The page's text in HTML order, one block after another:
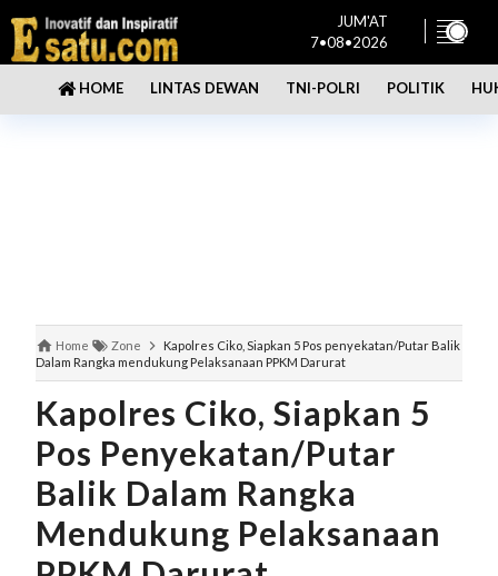
JUM'AT
7•08•2026
HOME LINTAS DEWAN TNI-POLRI POLITIK
Home Zone
Kapolres Ciko, Siapkan 5 Pos penyekatan/Putar Balik
Dalam Rangka mendukung Pelaksanaan PPKM Darurat
Kapolres Ciko, Siapkan 5
Pos Penyekatan/Putar
Balik Dalam Rangka
Mendukung Pelaksanaan